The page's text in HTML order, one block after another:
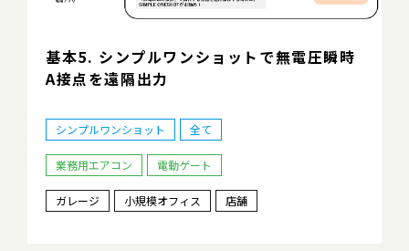
基本5. シンプルワンショットで無電圧瞬時
A接点を遠隔出力
シンプルワンショット 全て
業務用エアコン 電動ゲート
ガレージ 小規模オフィス 店舗